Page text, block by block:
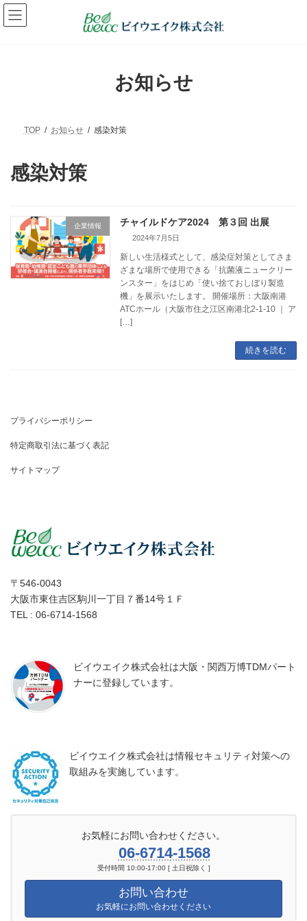
コ
ン
テ
ナ
ビ
ゲ
お知らせ
TOP お知らせ 感染対策
感染対策
企業情報 チャイルドケア2024 第３回 出展
2024年7月5日
新しい生活様式として、感染症対策としてさま
ざまな場所で使用できる「抗菌液ニュークリー
ンスター」をはじめ「使い捨ておしぼり製造
機」を展示いたします。 開催場所：大阪南港
ATCホール（大阪市住之江区南港北2-1-10 ｜ ア
[…]
続きを読む
プライバシーポリシー
特定商取引法に基づく表記
サイトマップ
〒546-0043
大阪市東住吉区駒川一丁目７番14号１Ｆ
TEL : 06-6714-1568
ビイウエイク株式会社は大阪・関西万博TDMパート
ナーに登録しています。
ビイウエイク株式会社は情報セキュリティ対策への
取組みを実施しています。
お気軽にお問い合わせください。
06-6714-1568
受付時間 10:00-17:00 [ 土日祝除く ]
お問い合わせ
お気軽にお問い合わせください